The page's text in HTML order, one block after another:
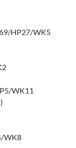
HP27/WK5
WK11
WK8